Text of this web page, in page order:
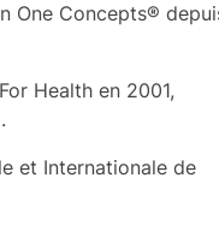
One Concepts®
Health en 2001,
et Internationale de